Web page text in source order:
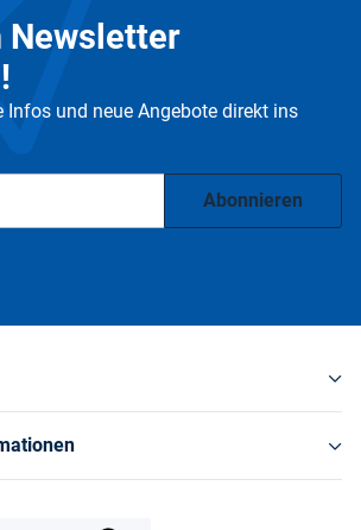
Newsletter
Infos und neue Angebote direkt ins
Abonnieren